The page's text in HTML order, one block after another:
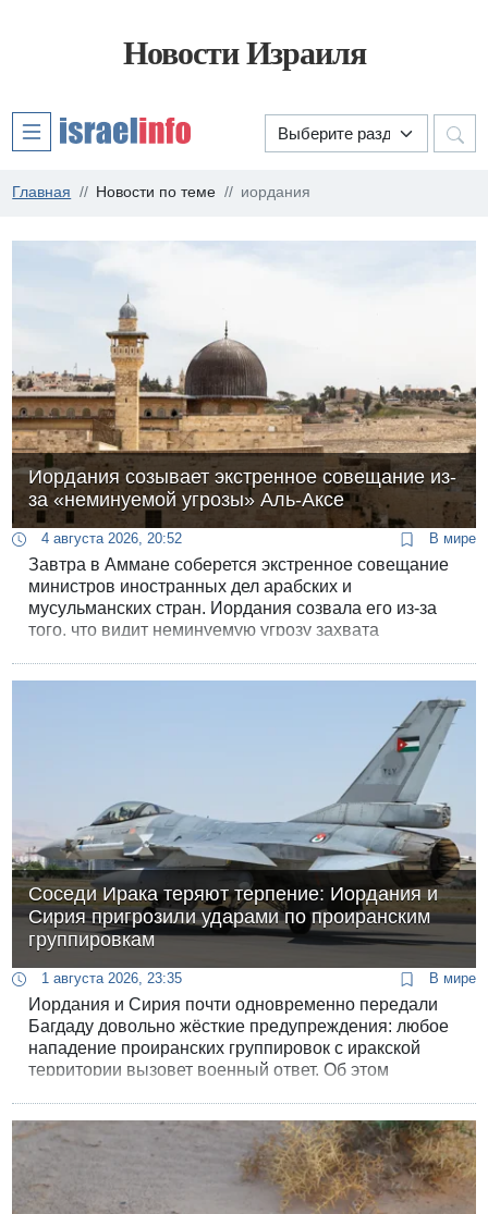
Новости Израиля
Главная Новости по теме иордания
Иордания созывает экстренное совещание из-
за «неминуемой угрозы» Аль-Аксе
4 августа 2026, 20:52 В мире
Завтра в Аммане соберется экстренное совещание
министров иностранных дел арабских и
мусульманских стран. Иордания созвала его из-за
того, что видит неминуемую угрозу захвата
Соседи Ирака теряют терпение: Иордания и
Сирия пригрозили ударами по проиранским
группировкам
1 августа 2026, 23:35 В мире
Иордания и Сирия почти одновременно передали
Багдаду довольно жёсткие предупреждения: любое
нападение проиранских группировок с иракской
территории вызовет военный ответ. Об этом